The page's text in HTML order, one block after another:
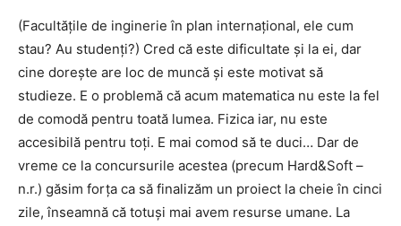
(Facultățile de inginerie în plan internațional, ele cum
stau? Au studenți?) Cred că este dificultate și la ei, dar
cine dorește are loc de muncă și este motivat să
studieze. E o problemă că acum matematica nu este la fel
de comodă pentru toată lumea. Fizica iar, nu este
accesibilă pentru toți. E mai comod să te duci… Dar de
vreme ce la concursurile acestea (precum Hard&Soft –
n.r.) găsim forța ca să finalizăm un proiect la cheie în cinci
zile, înseamnă că totuși mai avem resurse umane. La